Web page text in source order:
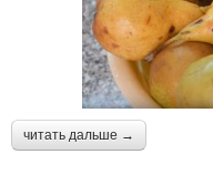
читать дальше →